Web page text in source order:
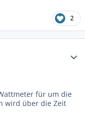
2
für um die
wird über die Zeit